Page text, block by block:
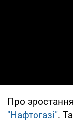
Про
"Нафтогазі".